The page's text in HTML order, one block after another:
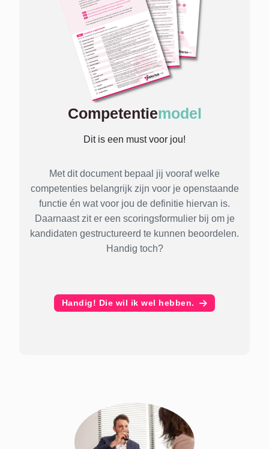
Competentiemodel
Dit is een must voor jou!
Met dit document bepaal jij vooraf welke
competenties belangrijk zijn voor je openstaande
functie én wat voor jou de definitie hiervan is.
Daarnaast zit er een scoringsformulier bij om je
kandidaten gestructureerd te kunnen beoordelen.
Handig toch?
Handig! Die wil ik wel hebben.